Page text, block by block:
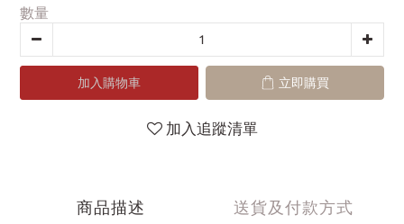
數量
加入購物車 立即購買
加入追蹤清單
商品描述 送貨及付款方式